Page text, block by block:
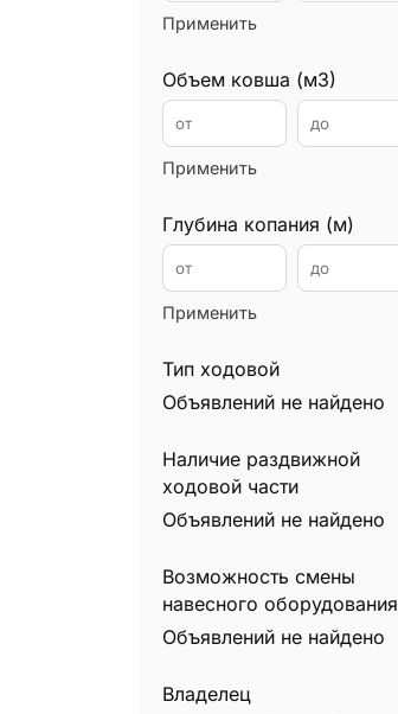
Илососы
Автокраны 0
Манипуляторы 0
Мини экскаваторы
Минипогрузчики 0
Мусоровозы
Подъемники 0
Уборочные машины
Вилочные погрузчики
Ричтраки 0
Сваебойные установки
Трактора 0
Трубоукладчики
Применить
Объем ковша (м3)
Применить
Глубина копания (м)
Применить
Тип ходовой
Объявлений не найдено
Наличие раздвижной
ходовой части
Объявлений не найдено
Возможность смены
навесного оборудования
Объявлений не найдено
Владелец